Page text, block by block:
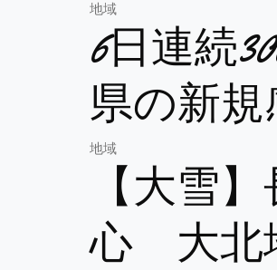
地域
6日連続
県の新
地域
【大雪
心 大北